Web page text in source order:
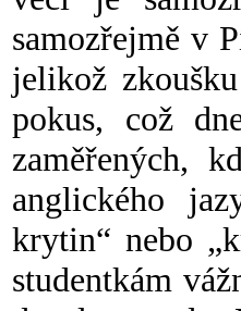
samozřejmě v
jelikož
pokus, což
zaměřených,
anglického
krytin“ nebo
studentkám